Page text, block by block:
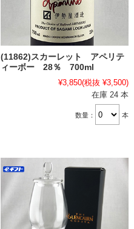
(11862)スカーレット アペリテ
ィーボー 28％ 700ml
¥3,850(税抜 ¥3,500)
在庫 24 本
数量： 本